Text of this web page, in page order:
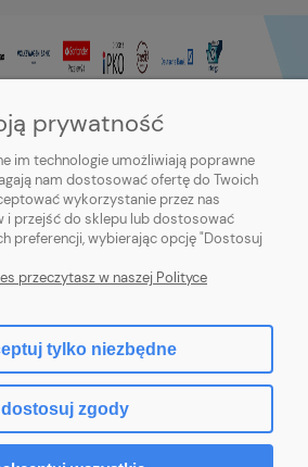
| ul. Dworcowa 20c, 89-600 Chojnice |
174| NIP: 5611453503 | REGON: 093113714
internetowy Shoper.pl
prywatność
im technologie umożliwiają poprawne
nam dostosować ofertę do Twoich
wykorzystanie przez nas
i przejść do sklepu lub dostosować
preferencji, wybierając opcję "Dostosuj
przeczytasz w naszej Polityce
tylko niezbędne
dostosuj zgody